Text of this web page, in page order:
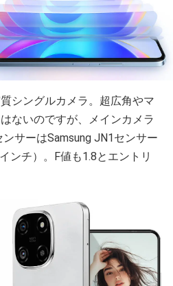
シングルカメラ。超広角やマ
ないのですが、メインカメラ
サーはSamsung JN1センサー
ンチ）。F値も1.8とエントリ